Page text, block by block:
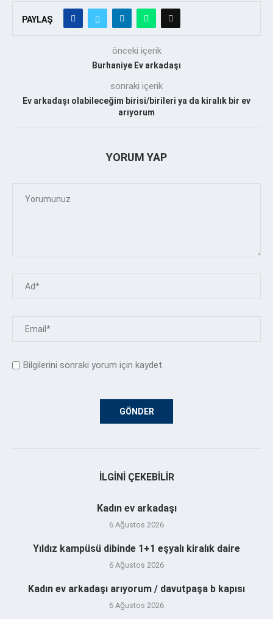
PAYLAŞ
önceki içerik
Burhaniye Ev arkadaşı
sonraki içerik
Ev arkadaşı olabileceğim birisi/birileri ya da kiralık bir ev
arıyorum
YORUM YAP
Bilgilerini sonraki yorum için kaydet.
İLGINI ÇEKEBILIR
Kadın ev arkadaşı
6 Ağustos 2026
Yıldız kampüsü dibinde 1+1 eşyalı kiralık daire
6 Ağustos 2026
Kadın ev arkadaşı arıyorum / davutpaşa b kapısı
6 Ağustos 2026